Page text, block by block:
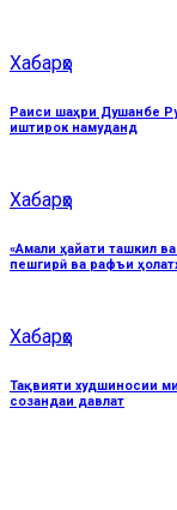
Хабарҳо
Раиси шаҳри Душанбе
иштирок намуданд
Хабарҳо
«Амали ҳайати ташкил
пешгирӣ ва рафъи
Хабарҳо
Тақвияти худшиносии
созандаи давлат